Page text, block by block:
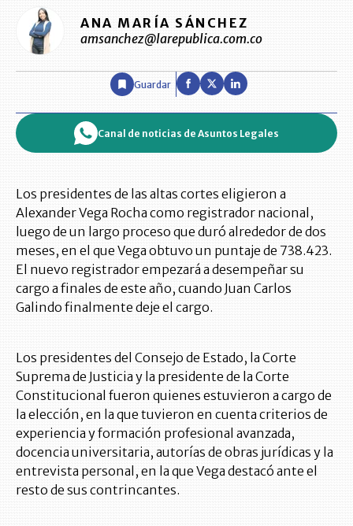
ANA MARÍA SÁNCHEZ
amsanchez@larepublica.com.co
Guardar
Canal de noticias de Asuntos Legales
Los presidentes de las altas cortes eligieron a
Alexander Vega Rocha como registrador nacional,
luego de un largo proceso que duró alrededor de dos
meses, en el que Vega obtuvo un puntaje de 738.423.
El nuevo registrador empezará a desempeñar su
cargo a finales de este año, cuando Juan Carlos
Galindo finalmente deje el cargo.
Los presidentes del Consejo de Estado, la Corte
Suprema de Justicia y la presidente de la Corte
Constitucional fueron quienes estuvieron a cargo de
la elección, en la que tuvieron en cuenta criterios de
experiencia y formación profesional avanzada,
docencia universitaria, autorías de obras jurídicas y la
entrevista personal, en la que Vega destacó ante el
resto de sus contrincantes.